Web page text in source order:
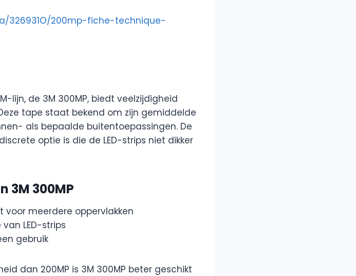
326931O/200mp-fiche-technique-
lijn, de 3M 300MP, biedt veelzijdigheid
tape staat bekend om zijn gemiddelde
als bepaalde buitentoepassingen. De
optie is die de LED-strips niet dikker
3M 300MP
meerdere oppervlakken
LED-strips
gebruik
dan 200MP is 3M 300MP beter geschikt